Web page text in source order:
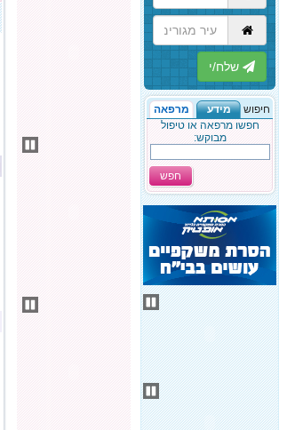
הבא
חיפוש מידע
מרפאה
חפשו מרפאה או טיפול
מבוקש:
חפש